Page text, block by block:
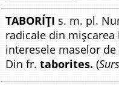
TABORÍȚI s. m. pl.
radicale din
interesele maselor
Din fr.taborites. (